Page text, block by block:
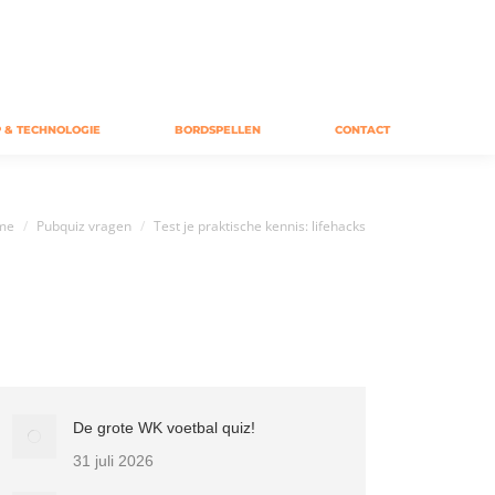
TECHNOLOGIE BORDSPELLEN CONTACT
hier:
Pubquiz vragen Test je praktische kennis: lifehacks
De grote WK voetbal quiz!
31 juli 2026